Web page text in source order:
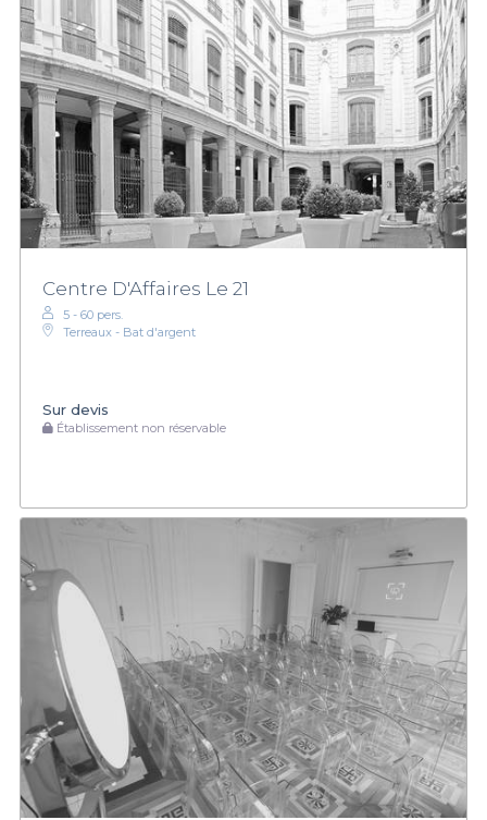
Centre D'Affaires Le 21
5 - 60 pers.
Terreaux - Bat d'argent
Sur devis
Établissement non réservable